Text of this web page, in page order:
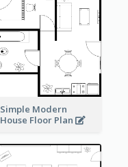
Simple Modern
House Floor Plan